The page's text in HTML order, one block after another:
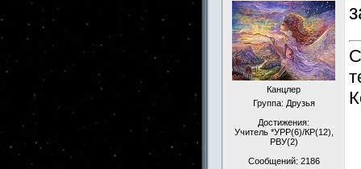
Канцлер
Группа: Друзья
Достижения:
Учитель *УРР(6)/КР(12),
РВУ(2)
Сообщений: 2186